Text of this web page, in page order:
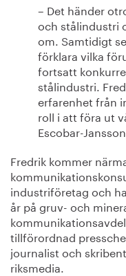
– Det händer
och stålindustri
om. Samtidigt
förklara vilka
fortsatt
stålindustri.
erfarenhet från
roll i att föra ut
Escobar-
Fredrik kommer
industriföretag och
år på gruv- och
tillförordnad
journalist och
riksmedia.